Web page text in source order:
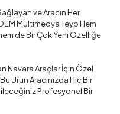
ve Aracın Her
Multimedya Teyp Hem
de Bir Çok Yeni Özelliğe
Navara Araçlar İçin Özel
Ürün Aracınızda Hiç Bir
Profesyonel Bir